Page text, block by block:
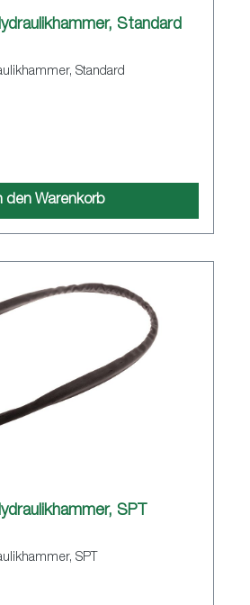
Schlauch für Hydraulikhammer, Standard
Schlauch für Hydraulikhammer, Standard
den Warenkorb
SPT
SPT